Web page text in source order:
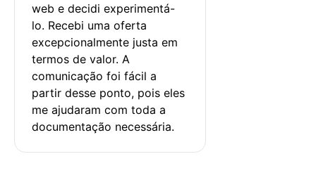
web e decidi experimentá-
lo. Recebi uma oferta
excepcionalmente justa em
termos de valor. A
comunicação foi fácil a
partir desse ponto, pois eles
me ajudaram com toda a
documentação necessária.